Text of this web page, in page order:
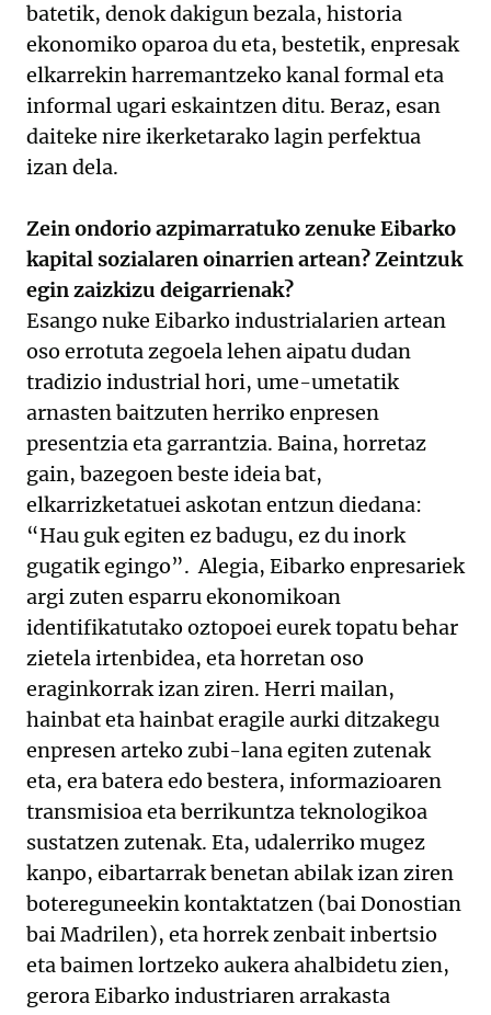
batetik, denok dakigun bezala, historia
ekonomiko oparoa du eta, bestetik, enpresak
elkarrekin harremantzeko kanal formal eta
informal ugari eskaintzen ditu. Beraz, esan
daiteke nire ikerketarako lagin perfektua
izan dela.
Zein ondorio azpimarratuko zenuke Eibarko
kapital sozialaren oinarrien artean? Zeintzuk
egin zaizkizu deigarrienak?
Esango nuke Eibarko industrialarien artean
oso errotuta zegoela lehen aipatu dudan
tradizio industrial hori, ume-umetatik
arnasten baitzuten herriko enpresen
presentzia eta garrantzia. Baina, horretaz
gain, bazegoen beste ideia bat,
elkarrizketatuei askotan entzun diedana:
“Hau guk egiten ez badugu, ez du inork
gugatik egingo”. Alegia, Eibarko enpresariek
argi zuten esparru ekonomikoan
identifikatutako oztopoei eurek topatu behar
zietela irtenbidea, eta horretan oso
eraginkorrak izan ziren. Herri mailan,
hainbat eta hainbat eragile aurki ditzakegu
enpresen arteko zubi-lana egiten zutenak
eta, era batera edo bestera, informazioaren
transmisioa eta berrikuntza teknologikoa
sustatzen zutenak. Eta, udalerriko mugez
kanpo, eibartarrak benetan abilak izan ziren
botereguneekin kontaktatzen (bai Donostian
bai Madrilen), eta horrek zenbait inbertsio
eta baimen lortzeko aukera ahalbidetu zien,
gerora Eibarko industriaren arrakasta